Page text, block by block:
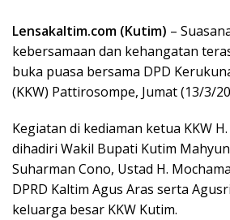
Lensakaltim.com (Kutim) –
kebersamaan dan kehangatan
buka puasa bersama DPD
(KKW) Pattirosompe, Jumat (13/3/
Kegiatan di kediaman ketua KKW
dihadiri Wakil Bupati Kutim
Suharman Cono, Ustad H.
DPRD Kaltim Agus Aras serta
keluarga besar KKW Kutim.